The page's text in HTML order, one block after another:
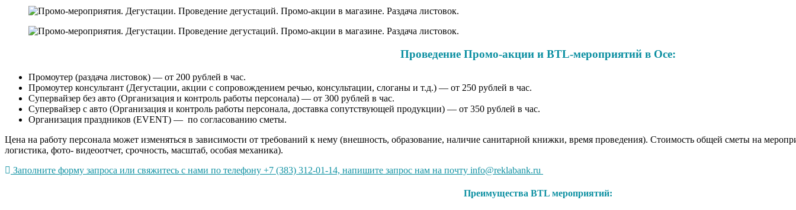
Проведение Промо-акции и BTL-мероприятий в Осе:
Промоутер (раздача листовок) — от 200 рублей в час.
Промоутер консультант (Дегустации, акции с сопровождением речью, консультации, слоганы и т.д.) — от 250 рублей в час.
Супервайзер без авто (Организация и контроль работы персонала) — от 300 рублей в час.
Супервайзер с авто (Организация и контроль работы персонала, доставка сопутствующей продукции) — от 350 рублей в час.
Организация праздников (EVENT) — по согласованию сметы.
Цена на работу персонала может изменяться в зависимости от требований к нему (внешность, образование, наличие санитарной книжки, время проведения). Стоимость общей сметы на
логистика, фото- видеоотчет, срочность, масштаб, особая механика).
Заполните форму запроса или свяжитесь с нами по телефону +7 (383) 312-01-14, напишите запрос нам на почту info@reklabank.ru
Преимущества BTL мероприятий: